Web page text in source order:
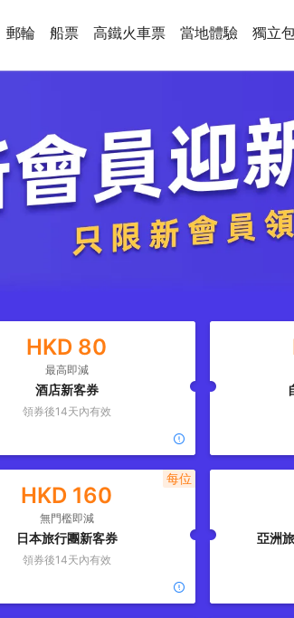
郵輪 船票 高鐵火車票 當地體驗 獨立
HKD 80
最高即減
酒店新客券
領券後14天內有效
HKD 160
無門檻即減
日本旅行團新客券
領券後14天內有效
每位
亞洲